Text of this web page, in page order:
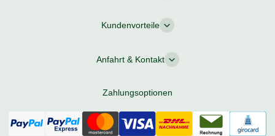
Kundenvorteile
Anfahrt & Kontakt
Zahlungsoptionen